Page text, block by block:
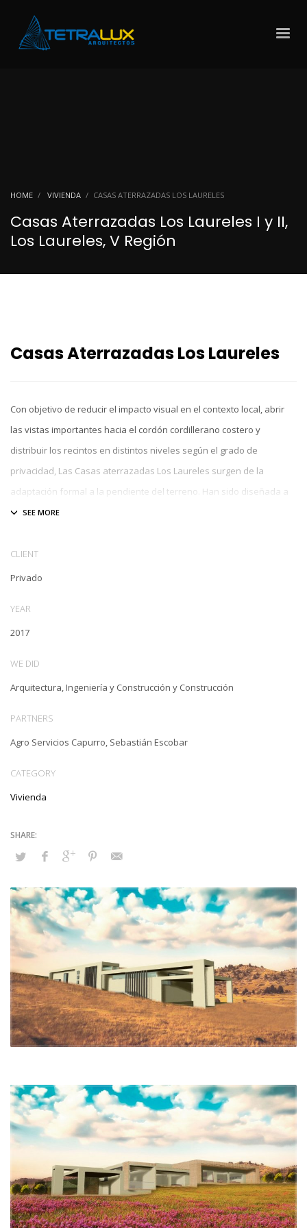
HOME VIVIENDA CASAS ATERRAZADAS LOS LAURELES
Casas Aterrazadas Los Laureles I y II,
Los Laureles, V Región
Casas Aterrazadas Los Laureles
Con objetivo de reducir el impacto visual en el contexto local, abrir
las vistas importantes hacia el cordón cordillerano costero y
distribuir los recintos en distintos niveles según el grado de
privacidad, Las Casas aterrazadas Los Laureles surgen de la
adaptación formal a la pendiente del terreno. Han sido diseñada a
partir del sistema constructivo sustentable Metalpol cuyos
ahorro sustancial de energía por concepto de calefacción y aire
acondicionado, excelente comportamiento sísmico y gran resistencia
CLIENT
Privado
YEAR
2017
WE DID
Arquitectura, Ingeniería y Construcción y Construcción
PARTNERS
Agro Servicios Capurro, Sebastián Escobar
CATEGORY
Vivienda